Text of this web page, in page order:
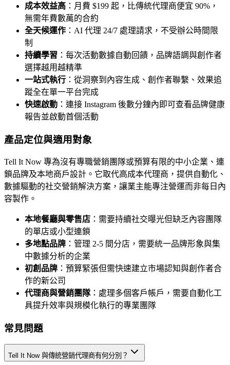
成本效益高 ：月費 $199 起，比傳統代理商便宜 90%，
無需年費數萬的合約
全天候運作 ：AI 代理 24/7 處理請求，不受辦公時間限
制
持續學習 ：每次活動數據自動回饋，品牌語調與創作者
選擇越用越精準
一站式執行 ：從洞察到內容生成、創作者聯繫、效果追
蹤全在單一平台完成
快速啟動 ：連接 Instagram 後數分鐘內即可查看品牌健康
報告並啟動首個活動
產品定位與適用對象
Tell It Now 專為沒有專職營銷團隊或預算有限的中小企業、連
鎖品牌及本地商戶設計。它取代高成本代理商，提供自動化、
數據驅動的社交營銷解決方案，讓業主能專注營運而非每日內
容製作。
本地餐廳與零售店 ：需要持續社交曝光但缺乏內容團隊
的單店或小型連鎖
多地點品牌 ：管理 2-5 間分店，需要統一品牌形象與集
中數據分析的企業
初創品牌 ：預算緊張但需快速建立市場認知與創作者合
作的新公司
代理商與營銷團隊：處理多個客戶帳戶，需要自動化工
具提升效率與規模化執行的專業團隊
常見問題
Tell It Now 與傳統營銷代理商有何分別？